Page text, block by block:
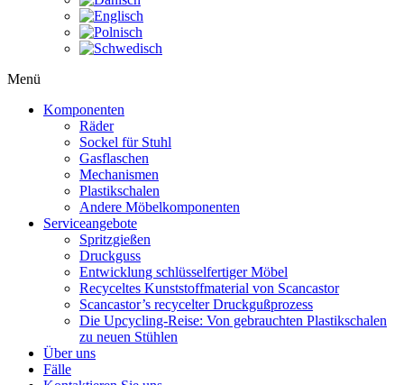
Menü
Komponenten
Räder
Sockel für Stuhl
Gasflaschen
Mechanismen
Plastikschalen
Andere Möbelkomponenten
Serviceangebote
Spritzgießen
Druckguss
Entwicklung schlüsselfertiger Möbel
Recyceltes Kunststoffmaterial von Scancastor
Scancastor’s recycelter Druckgußprozess
Die Upcycling-Reise: Von gebrauchten Plastikschalen
zu neuen Stühlen
Über uns
Fälle